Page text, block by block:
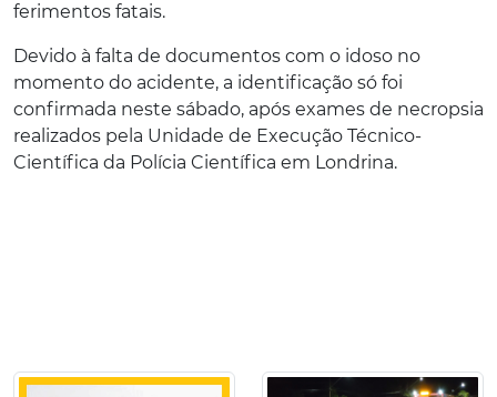
ferimentos fatais.
Devido à falta de documentos com o idoso no
momento do acidente, a identificação só foi
confirmada neste sábado, após exames de necropsia
realizados pela Unidade de Execução Técnico-
Científica da Polícia Científica em Londrina.